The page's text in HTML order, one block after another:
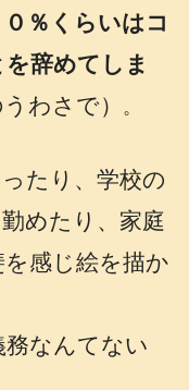
０％くらいはコ
辞めてしま
わさで） 。
たり、学校の
めたり、家庭
感じ絵を描か
なんてない